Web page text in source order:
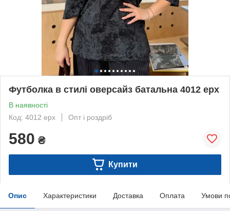
Футболка в стилі оверсайз батальна 4012 ерх
В наявності
Код: 4012 ерх
Опт і роздріб
580 ₴
Купити
Опис Характеристики Доставка Оплата Умови